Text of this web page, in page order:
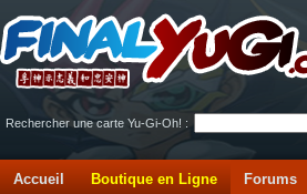
Rechercher une carte Yu-Gi-Oh! :
Accueil Boutique en Ligne Forums